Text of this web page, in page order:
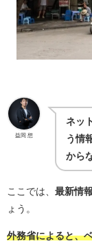
益岡 想
ネッ
う情
から
ここでは、 最新情報
ょう。
外務省によると、